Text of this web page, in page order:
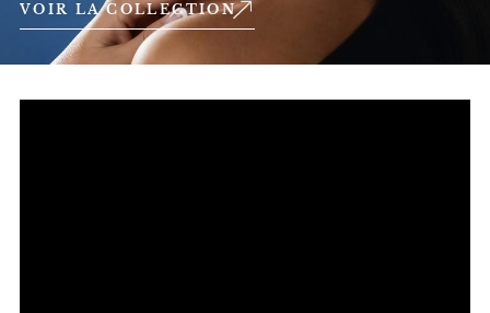
VOIR LA COLLECTION